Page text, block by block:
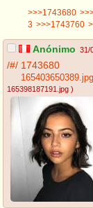
>>>1743680
3 >>>1743760
Anónimo 31/
/#/ 1743680
165403650389.jpg
165398187191.jpg )